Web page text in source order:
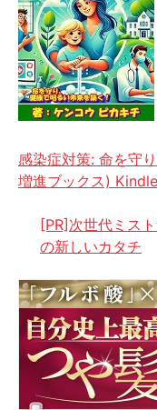
感染症対策: 命を守
増進ブックス)
[PR]次世代ミス
の新しいカタチ